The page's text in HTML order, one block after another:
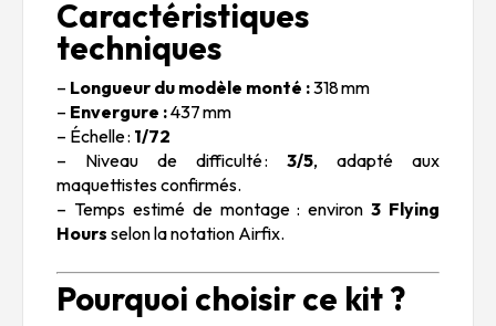
Caractéristiques
techniques
– Longueur du modèle monté :318 mm
– Envergure :437 mm
– Échelle : 1/72
– Niveau de difficulté : 3/5, adapté aux
maquettistes confirmés.
– Temps estimé de montage : environ3 Flying
Hours selon la notation Airfix.
Pourquoi choisir ce kit ?